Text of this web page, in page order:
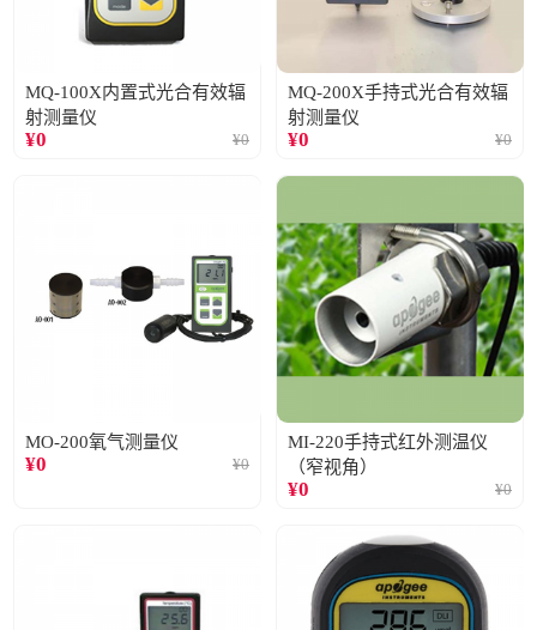
MQ-100X内置式光合有效辐
射测量仪
¥0 ¥0
MQ-200X手持式光合有效辐
射测量仪
¥0 ¥0
MO-200氧气测量仪
¥0 ¥0
MI-220手持式红外测温仪
（窄视角）
¥0 ¥0